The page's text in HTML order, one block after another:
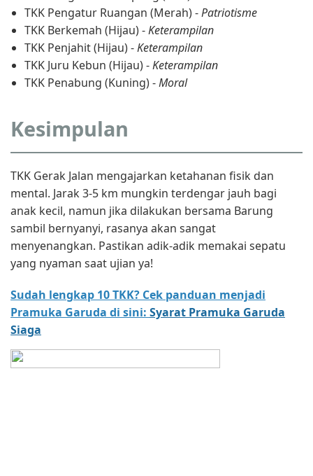
TKK Pengatur Ruangan (Merah) -Patriotisme
TKK Berkemah (Hijau) -Keterampilan
TKK Penjahit (Hijau) -Keterampilan
TKK Juru Kebun (Hijau) -Keterampilan
TKK Penabung (Kuning) -Moral
Kesimpulan
TKK Gerak Jalan mengajarkan ketahanan fisik dan
mental. Jarak 3-5 km mungkin terdengar jauh bagi
anak kecil, namun jika dilakukan bersama Barung
sambil bernyanyi, rasanya akan sangat
menyenangkan. Pastikan adik-adik memakai sepatu
yang nyaman saat ujian ya!
Sudah lengkap 10 TKK? Cek panduan menjadi
Pramuka Garuda di sini: Syarat Pramuka Garuda
Siaga